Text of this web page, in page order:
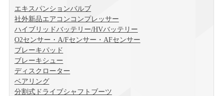
エキスパンションバルブ
社外新品エアコンコンプレッサー
ハイブリッドバッテリー/HVバッテリー
O2センサー・A/Fセンサー・AFセンサー
ブレーキパッド
ブレーキシュー
ディスクローター
ベアリング
分割式ドライブシャフトブーツ